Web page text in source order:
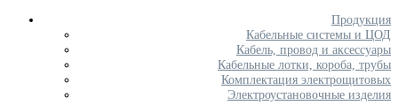
Продукция
Кабельные системы и ЦОД
Кабель, провод и аксессуары
Кабельные лотки, короба, трубы
Комплектация электрощитовых
Электроустановочные изделия